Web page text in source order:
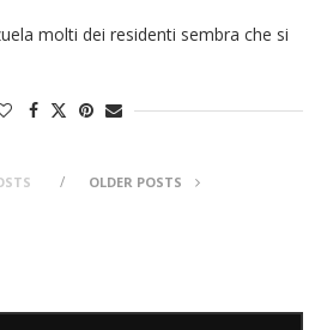
molti dei residenti sembra che si
OLDER POSTS